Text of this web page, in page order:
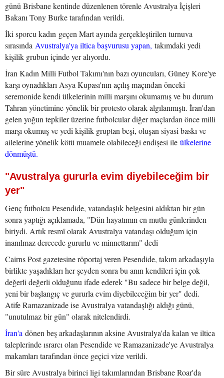
günü Brisbane kentinde düzenlenen törenle Avustralya İçişleri
Bakanı Tony Burke tarafından verildi.
İki sporcu kadın geçen Mart ayında gerçekleştirilen turnuva
sırasında Avustralya'ya iltica başvurusu yapan, takımdaki yedi
kişilik grubun içinde yer alıyordu.
İran Kadın Milli Futbol Takımı'nın bazı oyuncuları, Güney Kore'ye
karşı oynadıkları Asya Kupası'nın açılış maçından önceki
seremonide kendi ülkelerinin milli marşını okumamış ve bu durum
Tahran yönetimine yönelik bir protesto olarak algılanmıştı. İran'dan
gelen yoğun tepkiler üzerine futbolcular diğer maçlardan önce milli
marşı okumuş ve yedi kişilik gruptan beşi, oluşan siyasi baskı ve
ailelerine yönelik kötü muamele olabileceği endişesi ile ülkelerine
dönmüştü.
"Avustralya gururla evim diyebileceğim bir
yer"
Genç futbolcu Pesendide, vatandaşlık belgesini aldıktan bir gün
sonra yaptığı açıklamada, "Dün hayatımın en mutlu günlerinden
biriydi. Artık resmî olarak Avustralya vatandaşı olduğum için
inanılmaz derecede gururlu ve minnettarım" dedi
Cairns Post gazetesine röportaj veren Pesendide, takım arkadaşıyla
birlikte yaşadıkları her şeyden sonra bu anın kendileri için çok
değerli değerli olduğunu ifade ederek "Bu sadece bir belge değil,
yeni bir başlangıç ve gururla evim diyebileceğim bir yer" dedi.
Atife Ramazanizade ise Avustralya vatandaşlığı aldığı günü,
"unutulmaz bir gün" olarak nitelendirdi.
İran'a dönen beş arkadaşlarının aksine Avustralya'da kalan ve iltica
taleplerinde ısrarcı olan Pesendide ve Ramazanizade'ye Avustralya
makamları tarafından önce geçici vize verildi.
Bir süre Avustralya birinci ligi takımlarından Brisbane Roar'da